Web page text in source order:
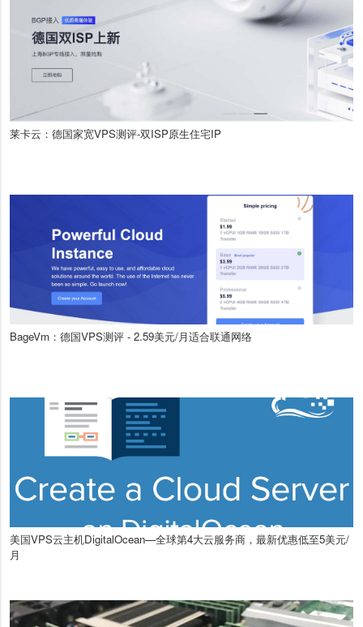
莱卡云：德国家宽VPS测评-双ISP原生住宅IP
BageVm：德国VPS测评 - 2.59美元/月适合联通网络
美国VPS云主机DigitalOcean—全球第4大云服务商，最新优惠低至5美元/
月